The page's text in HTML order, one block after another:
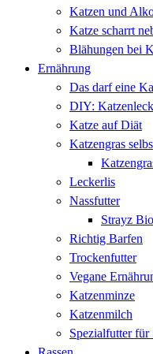
Katzen und
Katze scharrt
Blähungen bei
Ernährung
Das darf eine
DIY:
Katze auf Diät
Katzengras
Leckerlis
Nassfutter
Strayz
Richtig Barfen
Trockenfutter
Vegane
Katzenminze
Katzenmilch
Spezialfutter für